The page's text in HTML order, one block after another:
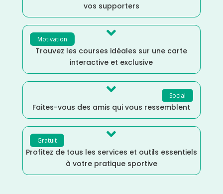
vos supporters
Motivation 
Trouvez les courses idéales sur une carte
interactive et exclusive
Social

Faites-vous des amis qui vous ressemblent
Gratuit 
Profitez de tous les services et outils essentiels
à votre pratique sportive